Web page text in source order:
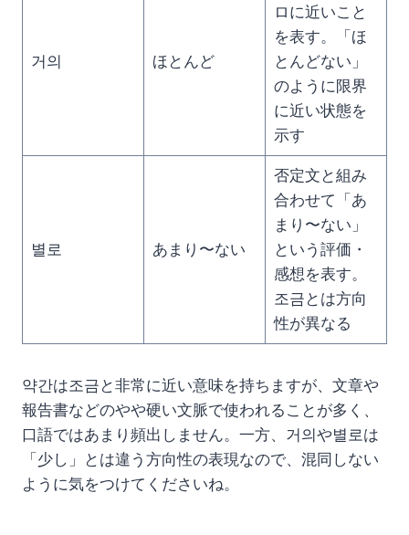
거의 ほとんど
ロに近いこと
を表す。「ほ
とんどない」
のように限界
に近い状態を
示す
별로 あまり〜ない
否定文と組み
合わせて「あ
まり〜ない」
という評価・
感想を表す。
조금とは方向
性が異なる
약간は조금と非常に近い意味を持ちますが、文章や
報告書などのやや硬い文脈で使われることが多く、
口語ではあまり頻出しません。一方、거의や별로は
「少し」とは違う方向性の表現なので、混同しない
ように気をつけてくださいね。